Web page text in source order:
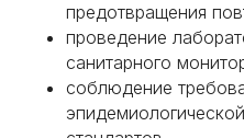
предотвращения
проведение
санитарного
соблюдение